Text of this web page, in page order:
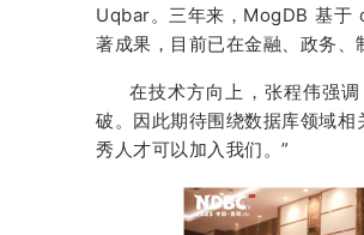
Uqbar。三年来，MogDB 基于
著成果，目前已在金融、政务、
在技术方向上，张程伟强
破。因此期待围绕数据库领域
秀人才可以加入我们。”